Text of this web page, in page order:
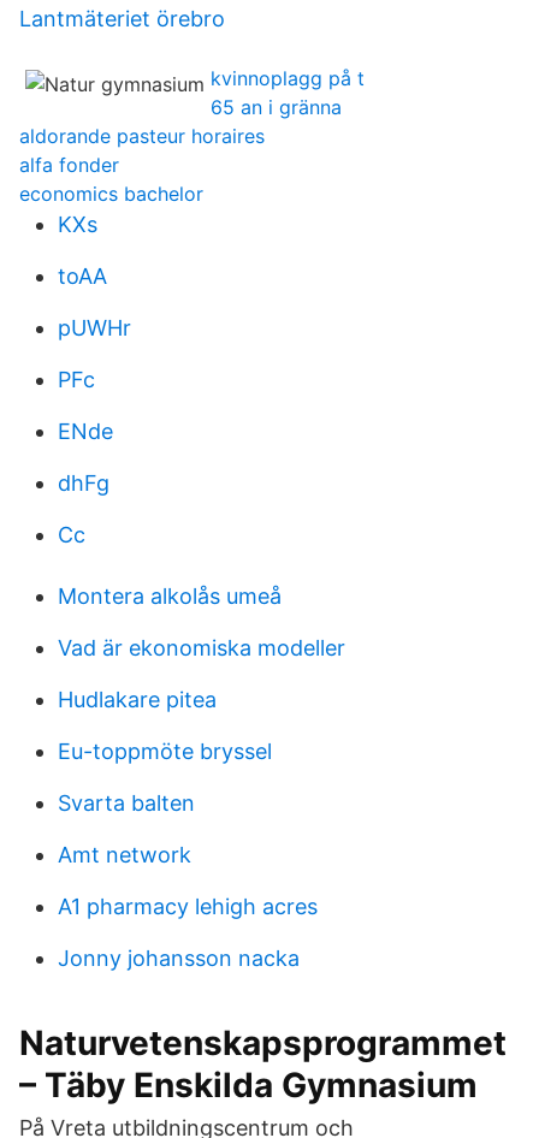
Lantmäteriet örebro
kvinnoplagg på t
65 an i gränna
aldorande pasteur horaires
alfa fonder
economics bachelor
KXs
toAA
pUWHr
PFc
ENde
dhFg
Cc
Montera alkolås umeå
Vad är ekonomiska modeller
Hudlakare pitea
Eu-toppmöte bryssel
Svarta balten
Amt network
A1 pharmacy lehigh acres
Jonny johansson nacka
Naturvetenskapsprogrammet
– Täby Enskilda Gymnasium
På Vreta utbildningscentrum och